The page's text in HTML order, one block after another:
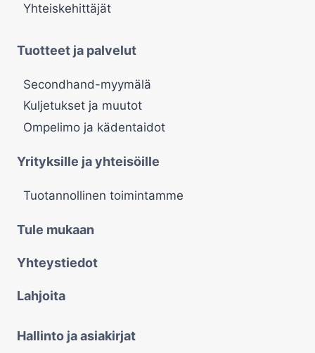
Yhteiskehittäjät
Tuotteet ja palvelut
Secondhand-myymälä
Kuljetukset ja muutot
Ompelimo ja kädentaidot
Yrityksille ja yhteisöille
Tuotannollinen toimintamme
Tule mukaan
Yhteystiedot
Lahjoita
Hallinto ja asiakirjat